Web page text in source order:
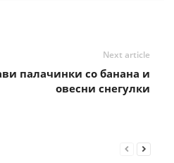
Next article
палачинки со банана и
овесни снегулки